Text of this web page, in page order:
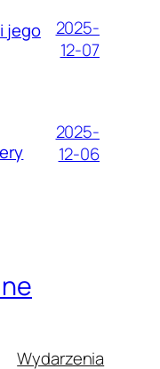
jego
2025-
12-07
2025-
12-06
Wydarzenia